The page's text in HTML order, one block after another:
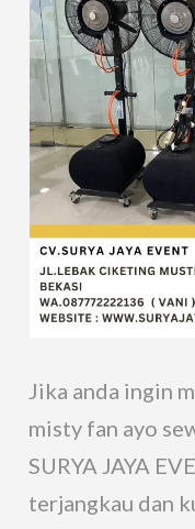
Jika anda ingin
misty fan ayo
SURYA JAYA
terjangkau dan